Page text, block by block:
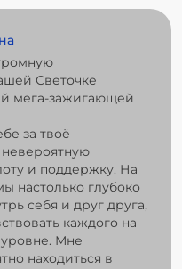
Светочке
мега-зажигающей
за твоё
невероятную
и поддержку. На
настолько глубоко
себя и друг друга,
каждого на
Мне
находиться в